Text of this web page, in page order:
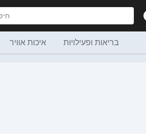
איכות אוויר בריאות ופעילויות